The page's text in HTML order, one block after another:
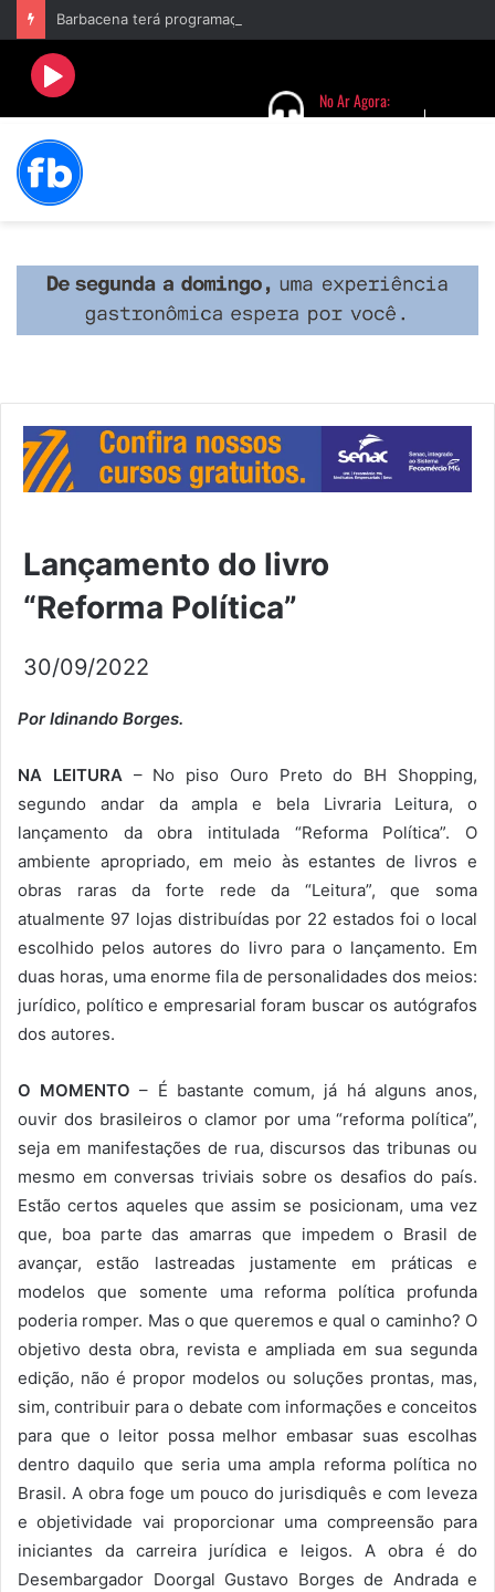
Lançamento do livro
“Reforma Política”
30/09/2022
Por Idinando Borges.
NA LEITURA– No piso Ouro Preto do BH Shopping,
segundo andar da ampla e bela Livraria Leitura, o
lançamento da obra intitulada “Reforma Política”. O
ambiente apropriado, em meio às estantes de livros e
obras raras da forte rede da “Leitura”, que soma
atualmente 97 lojas distribuídas por 22 estados foi o local
escolhido pelos autores do livro para o lançamento. Em
duas horas, uma enorme fila de personalidades dos meios:
jurídico, político e empresarial foram buscar os autógrafos
dos autores.
O MOMENTO – É bastante comum, já há alguns anos,
ouvir dos brasileiros o clamor por uma “reforma política”,
seja em manifestações de rua, discursos das tribunas ou
mesmo em conversas triviais sobre os desafios do país.
Estão certos aqueles que assim se posicionam, uma vez
que, boa parte das amarras que impedem o Brasil de
avançar, estão lastreadas justamente em práticas e
modelos que somente uma reforma política profunda
poderia romper. Mas o que queremos e qual o caminho? O
objetivo desta obra, revista e ampliada em sua segunda
edição, não é propor modelos ou soluções prontas, mas,
sim, contribuir para o debate com informações e conceitos
para que o leitor possa melhor embasar suas escolhas
dentro daquilo que seria uma ampla reforma política no
Brasil. A obra foge um pouco do jurisdiquês e com leveza
e objetividade vai proporcionar uma compreensão para
iniciantes da carreira jurídica e leigos. A obra é do
Desembargador Doorgal Gustavo Borges de Andrada e